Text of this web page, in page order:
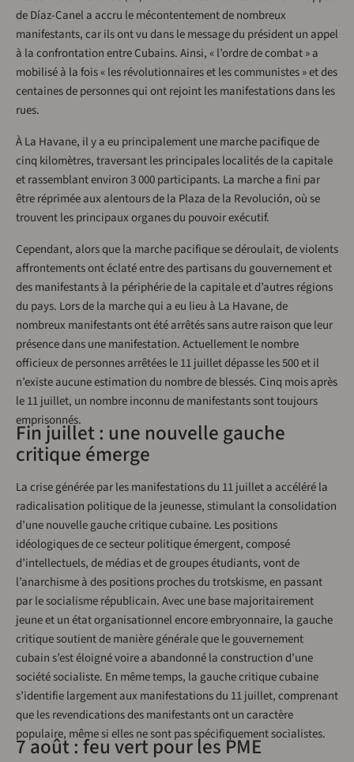
de Díaz-Canel a accru le mécontentement de nombreux
manifestants, car ils ont vu dans le message du président un appel
à la confrontation entre Cubains. Ainsi, « l’ordre de combat » a
mobilisé à la fois « les révolutionnaires et les communistes » et des
centaines de personnes qui ont rejoint les manifestations dans les
rues.
À La Havane, il y a eu principalement une marche pacifique de
cinq kilomètres, traversant les principales localités de la capitale
et rassemblant environ 3 000 participants. La marche a fini par
être réprimée aux alentours de la Plaza de la Revolución, où se
trouvent les principaux organes du pouvoir exécutif.
Cependant, alors que la marche pacifique se déroulait, de violents
affrontements ont éclaté entre des partisans du gouvernement et
des manifestants à la périphérie de la capitale et d’autres régions
du pays. Lors de la marche qui a eu lieu à La Havane, de
nombreux manifestants ont été arrêtés sans autre raison que leur
présence dans une manifestation. Actuellement le nombre
officieux de personnes arrêtées le 11 juillet dépasse les 500 et il
n’existe aucune estimation du nombre de blessés. Cinq mois après
le 11 juillet, un nombre inconnu de manifestants sont toujours
emprisonnés.
Fin juillet : une nouvelle gauche
critique émerge
La crise générée par les manifestations du 11 juillet a accéléré la
radicalisation politique de la jeunesse, stimulant la consolidation
d’une nouvelle gauche critique cubaine. Les positions
idéologiques de ce secteur politique émergent, composé
d’intellectuels, de médias et de groupes étudiants, vont de
l’anarchisme à des positions proches du trotskisme, en passant
par le socialisme républicain. Avec une base majoritairement
jeune et un état organisationnel encore embryonnaire, la gauche
critique soutient de manière générale que le gouvernement
cubain s’est éloigné voire a abandonné la construction d’une
société socialiste. En même temps, la gauche critique cubaine
s’identifie largement aux manifestations du 11 juillet, comprenant
que les revendications des manifestants ont un caractère
populaire, même si elles ne sont pas spécifiquement socialistes.
7 août : feu vert pour les PME